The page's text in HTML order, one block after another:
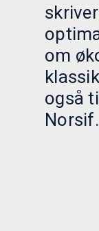
om
også
Norsif.